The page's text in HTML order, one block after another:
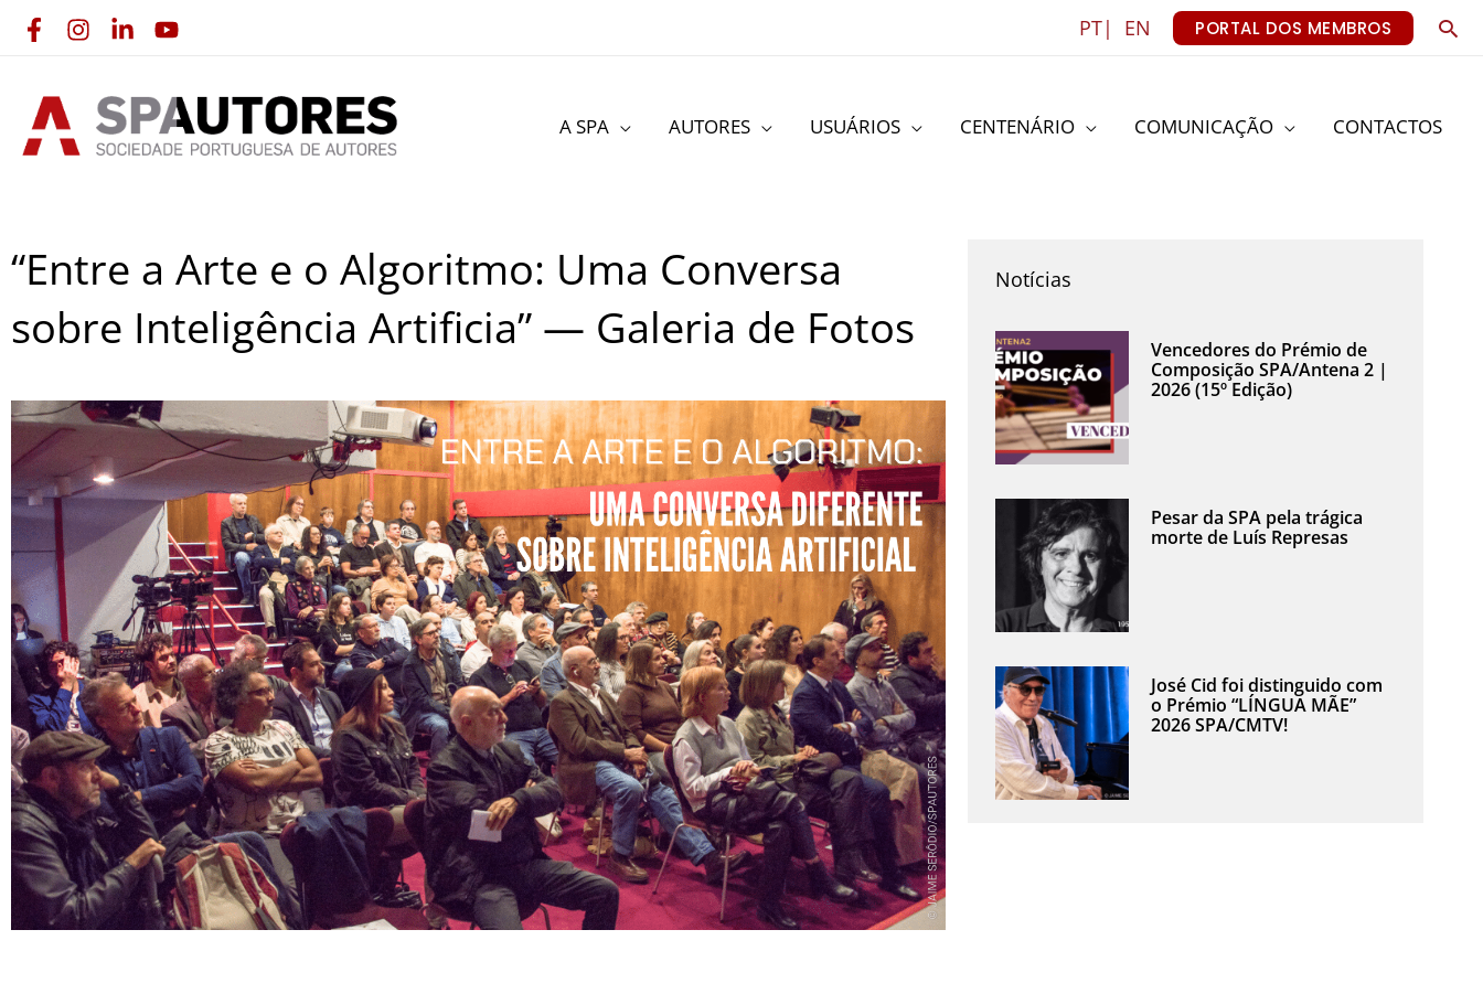
Skip
content
PT| EN PORTAL DOS MEMBROS
A SPA AUTORES USUÁRIOS CENTENÁRIO COMUNICAÇÃO CONTACTOS
“Entre a Arte e o Algoritmo: Uma Conversa
sobre Inteligência Artificia” — Galeria de Fotos
Notícias
Vencedores do Prémio de
Composição SPA/Antena 2 |
2026 (15º Edição)
Pesar da SPA pela trágica
morte de Luís Represas
José Cid foi distinguido com
o Prémio “LÍNGUA MÃE”
2026 SPA/CMTV!